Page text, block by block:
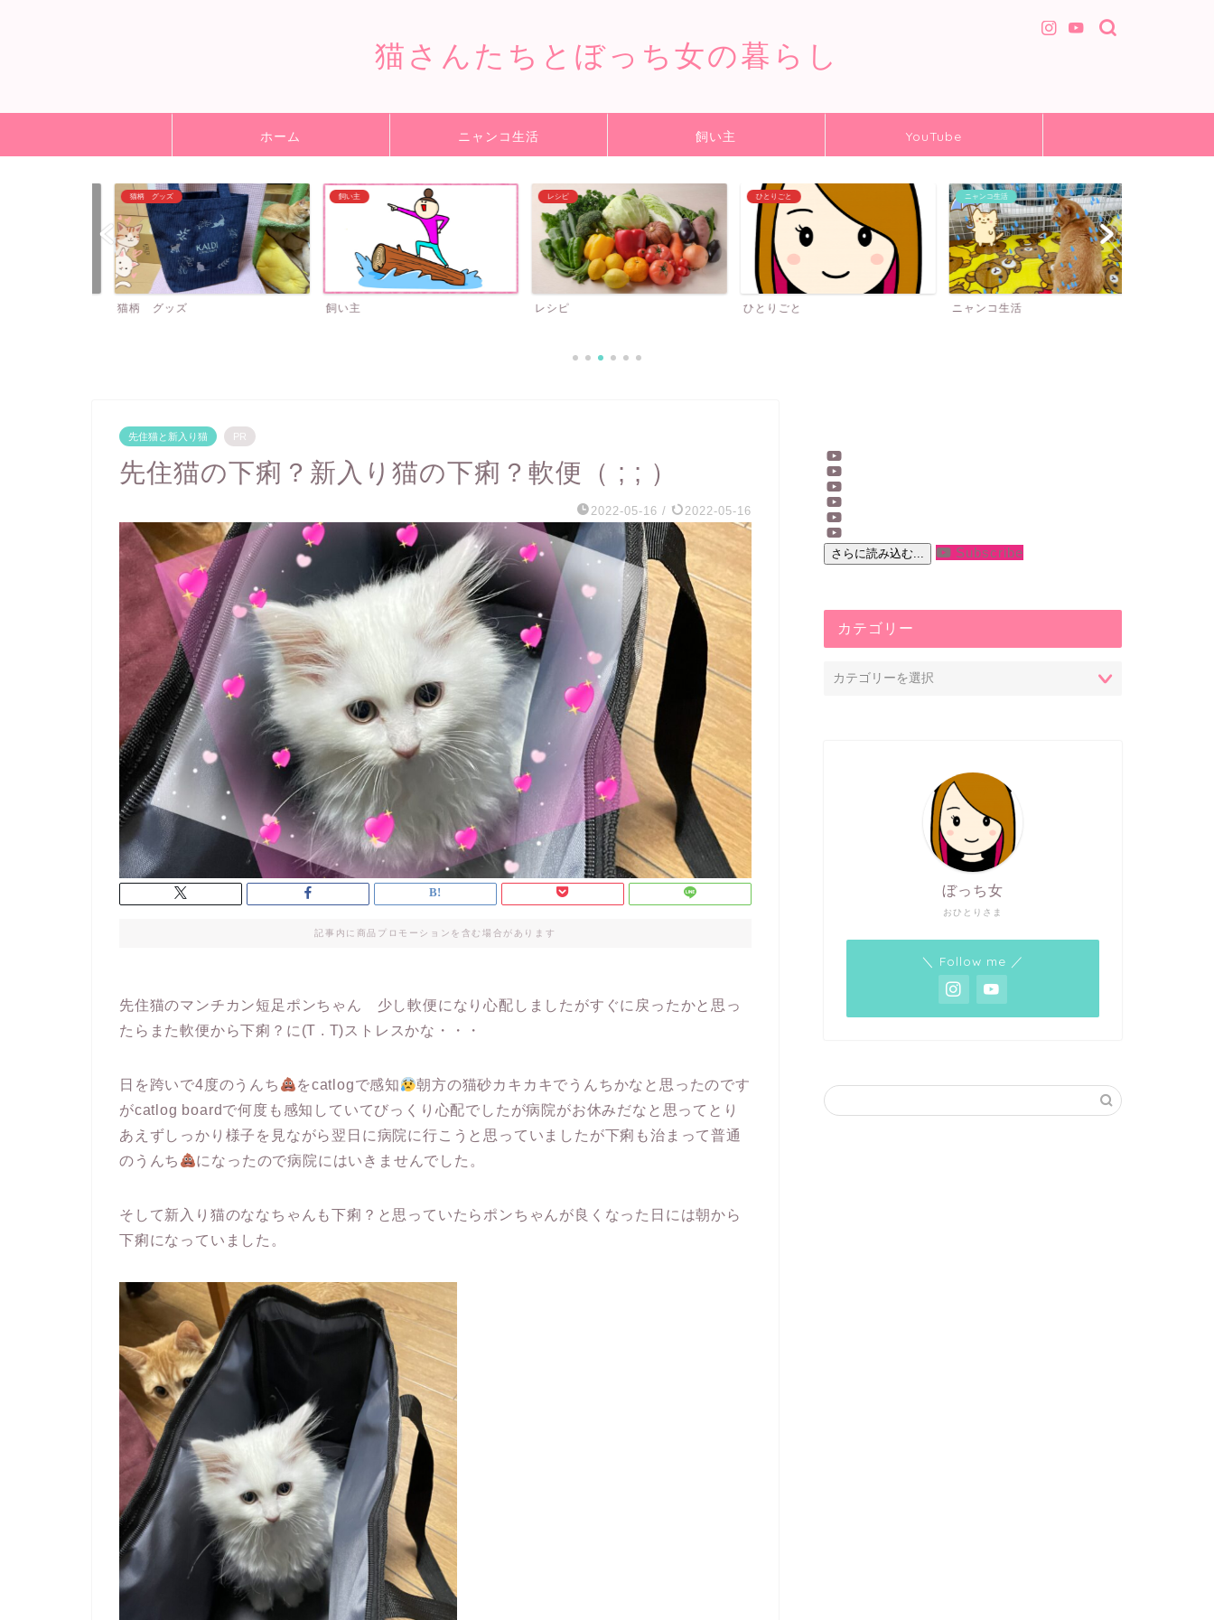
猫さんたちとぼっち女の暮らし
ホーム ニャンコ生活 飼い主 YouTube
猫柄 グッズ
猫柄 グッズ
飼い主
飼い主
レシピ
レシピ
ひとりごと
ひとりごと
ニャンコ生活
ニャンコ生活
先住猫と新入り猫 PR
先住猫の下痢？新入り猫の下痢？軟便（ ; ; ）
2022-05-16 / 2022-05-16
記事内に商品プロモーションを含む場合があります
先住猫のマンチカン短足ポンちゃん 少し軟便になり心配しましたがすぐに戻ったかと思っ
たらまた軟便から下痢？に(T . T)ストレスかな・・・
日を跨いで4度のうんち をcatlogで感知
朝方の猫砂カキカキでうんちかなと思ったのです
がcatlog boardで何度も感知していてびっくり心配でしたが病院がお休みだなと思ってとり
あえずしっかり様子を見ながら翌日に病院に行こうと思っていましたが下痢も治まって普通
のうんち
になったので病院にはいきませんでした。
そして新入り猫のななちゃんも下痢？と思っていたらポンちゃんが良くなった日には朝から
下痢になっていました。
さらに読み込む... Subscribe
カテゴリー
おひとりさま
ぼっち女
＼ Follow me ／